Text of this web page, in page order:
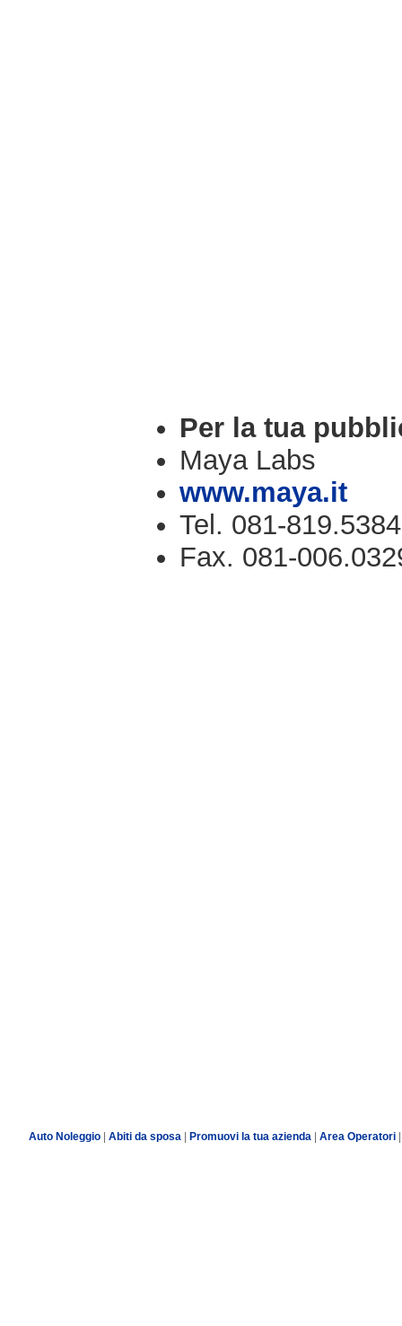
Per la tua
Maya Labs
www.maya.it
Tel. 081-819.5384
Fax. 081-
Auto Noleggio| Abiti da sposa| Promuovi la tua azienda Area Operatori